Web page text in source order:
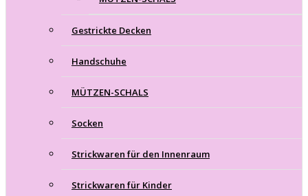
Gestrickte Decken
Handschuhe
MÜTZEN-SCHALS
Socken
Strickwaren für den Innenraum
Strickwaren für Kinder